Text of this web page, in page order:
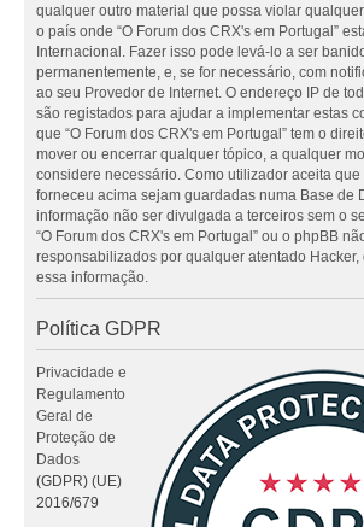
qualquer outro material que possa violar
o país onde “O Forum dos CRX's em Portugal”
Internacional. Fazer isso pode levá-lo a ser
permanentemente, e, se for necessário, com
ao seu Provedor de Internet. O endereço IP de
são registados para ajudar a implementar estas
que “O Forum dos CRX's em Portugal” tem o
mover ou encerrar qualquer tópico, a qualquer
considere necessário. Como utilizador aceita
forneceu acima sejam guardadas numa Base de
informação não ser divulgada a terceiros sem o
“O Forum dos CRX's em Portugal” ou o phpBB
responsabilizados por qualquer atentado Hacker,
essa informação.
Política GDPR
Privacidade e
Regulamento
Geral de
Proteção de
Dados
(GDPR) (UE)
2016/679